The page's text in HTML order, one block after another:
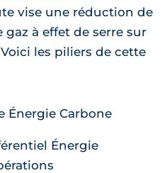
vise une réduction de
gaz à effet de serre sur
les piliers de cette
Énergie Carbone
Énergie